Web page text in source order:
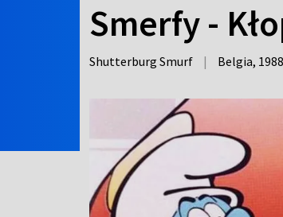
Smerfy -
Shutterburg Smurf | Belgia, 1988